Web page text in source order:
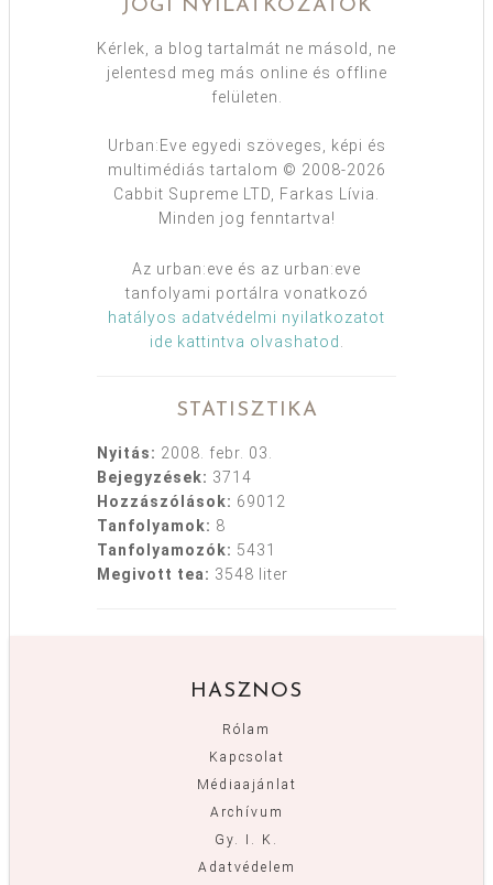
JOGI NYILATKOZATOK
Kérlek, a blog tartalmát ne másold, ne
jelentesd meg más online és offline
felületen.
Urban:Eve egyedi szöveges, képi és
multimédiás tartalom © 2008-2026
Cabbit Supreme LTD, Farkas Lívia.
Minden jog fenntartva!
Az urban:eve és az urban:eve
tanfolyami portálra vonatkozó
hatályos adatvédelmi nyilatkozatot
ide kattintva olvashatod
STATISZTIKA
Nyitás: 2008. febr. 03.
Bejegyzések: 3714
Hozzászólások: 69012
Tanfolyamok: 8
Tanfolyamozók: 5431
Megivott tea: 3548 liter
HASZNOS
Rólam
Kapcsolat
Médiaajánlat
Archívum
Gy. I. K.
Adatvédelem